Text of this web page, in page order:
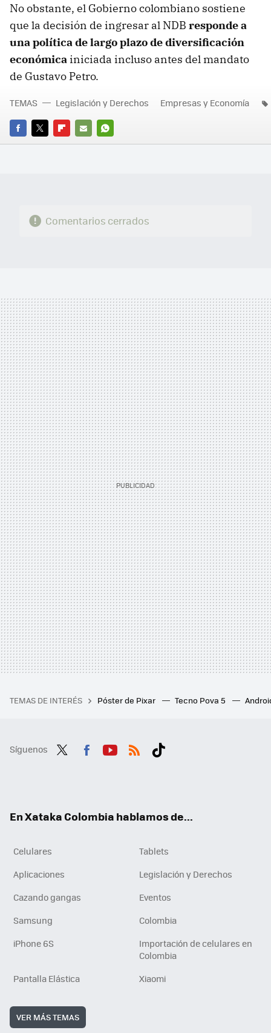
No obstante, el Gobierno colombiano sostiene
que la decisión de ingresar al NDB responde a
una política de largo plazo de diversificación
económica iniciada incluso antes del mandato
de Gustavo Petro.
FACEBOOK
TWITTERFLIPBOARD
E-
WHATSAPP
TEMAS Legislación y Derechos Empresas y Economía
Comentarios cerrados
TEMAS DE INTERÉS Póster de Pixar Tecno Pova 5
Síguenos
En Xataka Colombia hablamos de...
Celulares
Tablets
Aplicaciones
Legislación y Derechos
Cazando gangas
Eventos
Samsung
Colombia
iPhone 6S
Importación de celulares en
Colombia
Pantalla Elástica
Xiaomi
VER MÁS TEMAS